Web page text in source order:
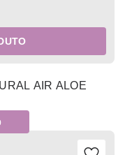
AIR ALOE